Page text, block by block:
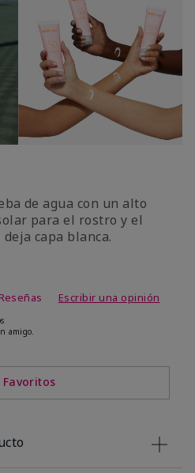
de agua con un alto
para el rostro y el
capa blanca.
4,2 de 5Escribir una opinión
amigo.
Favoritos